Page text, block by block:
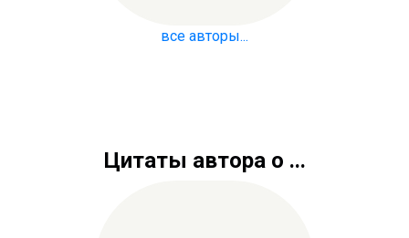
все авторы...
Цитаты автора о ...